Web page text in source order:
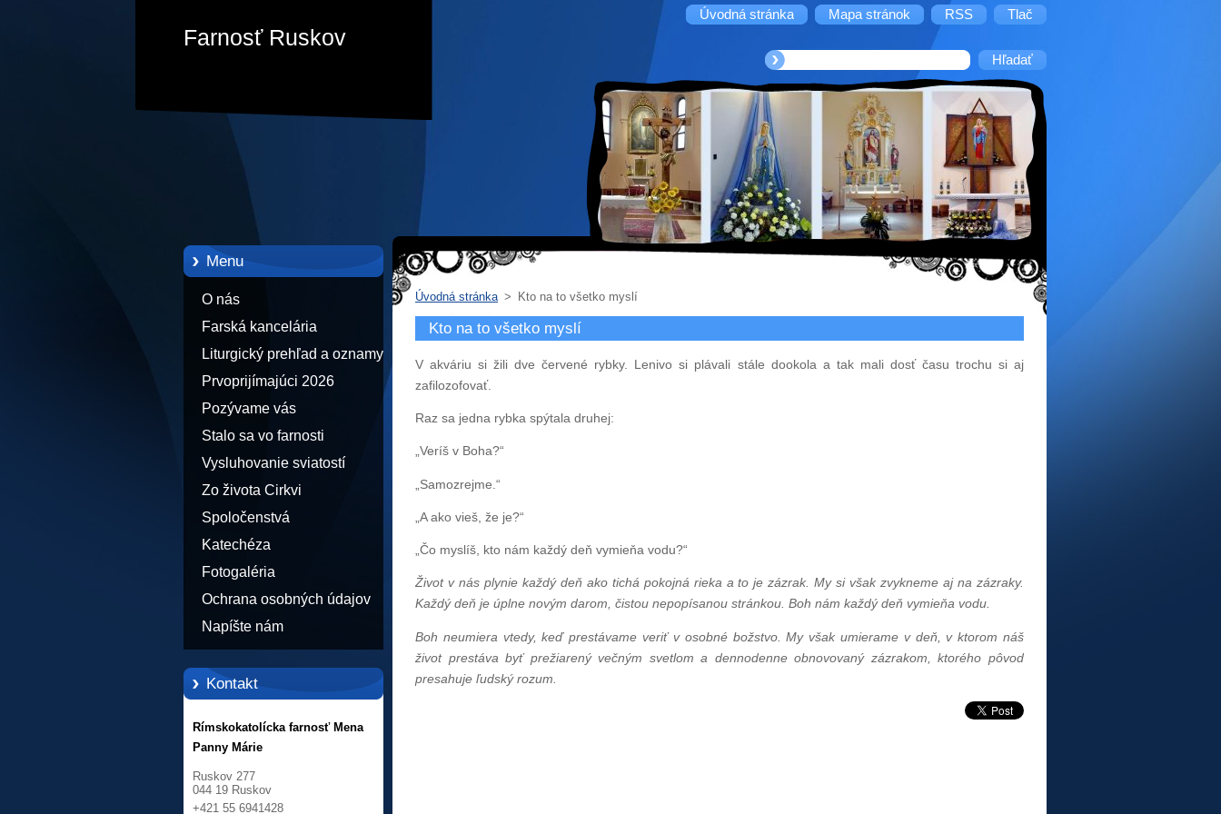
Úvodná stránka Mapa stránok RSS Tlač
Farnosť Ruskov
Menu
O nás
Farská kancelária
Liturgický prehľad a oznamy
Prvoprijímajúci 2026
Pozývame vás
Stalo sa vo farnosti
Vysluhovanie sviatostí
Zo života Cirkvi
Spoločenstvá
Katechéza
Fotogaléria
Ochrana osobných údajov
Napíšte nám
Kontakt
Rímskokatolícka farnosť Mena
Panny Márie
Ruskov 277
044 19 Ruskov
+421 55 6941428
Úvodná stránka > Kto na to všetko myslí
Kto na to všetko myslí
V akváriu si žili dve červené rybky. Lenivo si plávali stále dookola a tak mali dosť času trochu si aj
zafilozofovať.
Raz sa jedna rybka spýtala druhej:
„Veríš v Boha?“
„Samozrejme.“
„A ako vieš, že je?“
„Čo myslíš, kto nám každý deň vymieňa vodu?“
Život v nás plynie každý deň ako tichá pokojná rieka a to je zázrak. My si však zvykneme aj na zázraky.
Každý deň je úplne novým darom, čistou nepopísanou stránkou. Boh nám každý deň vymieňa vodu.
Boh neumiera vtedy, keď prestávame veriť v osobné božstvo. My však umierame v deň, v ktorom náš
život prestáva byť prežiarený večným svetlom a dennodenne obnovovaný zázrakom, ktorého pôvod
presahuje ľudský rozum.